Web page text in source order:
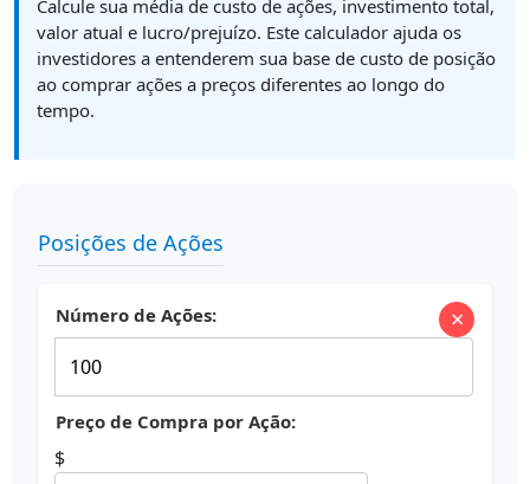
Calcule sua média de custo de ações, investimento total,
valor atual e lucro/prejuízo. Este calculador ajuda os
investidores a entenderem sua base de custo de posição
ao comprar ações a preços diferentes ao longo do
tempo.
Posições de Ações
Número de Ações:
Preço de Compra por Ação:
$
×